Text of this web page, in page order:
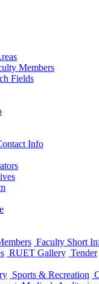
Members
Fields
Info
Faculty Short
RUET Gallery Tender
Sports & Recreation